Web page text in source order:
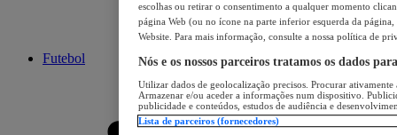
Futebol
escolhas ou retirar o consentimento a qualquer momento
página Web (ou no ícone na parte inferior esquerda da página,
Website. Para mais informação, consulte a nossa política de
Nós e os nossos parceiros tratamos os dados
Utilizar dados de geolocalização precisos. Procurar
Armazenar e/ou aceder a informações num dispositivo.
publicidade e conteúdos, estudos de audiência e
Lista de parceiros (fornecedores)